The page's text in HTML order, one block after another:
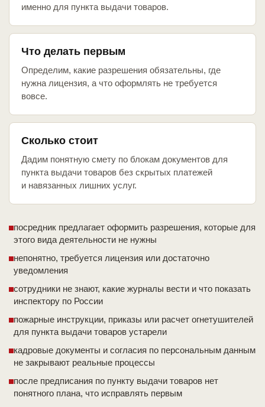
именно для пункта выдачи товаров.
Что делать первым
Определим, какие разрешения обязательны, где
нужна лицензия, а что оформлять не требуется
вовсе.
Сколько стоит
Дадим понятную смету по блокам документов для
пункта выдачи товаров без скрытых платежей
и навязанных лишних услуг.
посредник предлагает оформить разрешения, которые для
этого вида деятельности не нужны
непонятно, требуется лицензия или достаточно
уведомления
сотрудники не знают, какие журналы вести и что показать
инспектору по России
пожарные инструкции, приказы или расчет огнетушителей
для пункта выдачи товаров устарели
кадровые документы и согласия по персональным данным
не закрывают реальные процессы
после предписания по пункту выдачи товаров нет
понятного плана, что исправлять первым